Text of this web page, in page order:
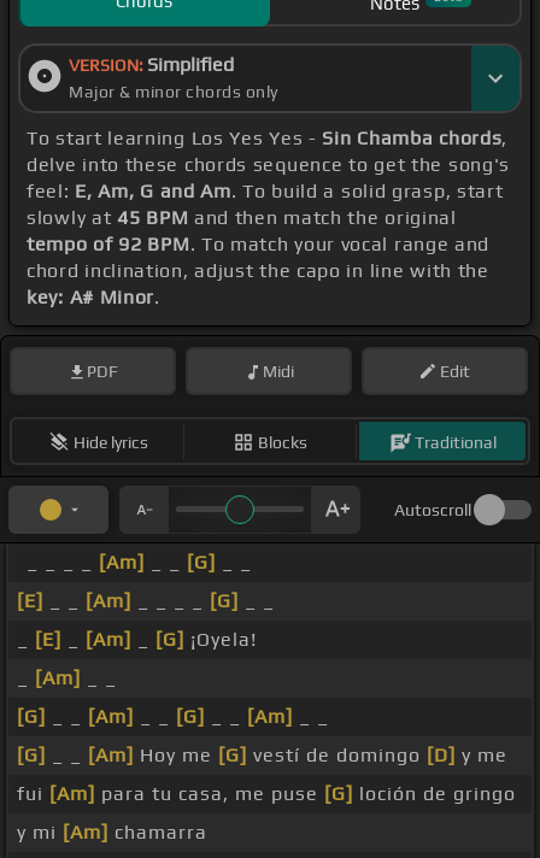
VERSION: Simplified
Major & minor chords only
To start learning Los Yes Yes - Sin Chamba chords,
delve into these chords sequence to get the song's
feel: E, Am, G and Am. To build a solid grasp, start
slowly at 45 BPM and then match the original
tempo of 92 BPM. To match your vocal range and
chord inclination, adjust the capo in line with the
key: A# Minor.
PDF Midi Edit
Hide lyrics Blocks Traditional
Autoscroll
[Am] [G]
[E]
[Am] [G]
[E] [Am] [G] ¡Oyela!
[Am]
[G]
[Am] [G] [Am]
[G]
[Am] Hoy me [G] vestí de domingo [D] y me
fui [Am] para tu casa, me puse [G] loción de gringo
y mi [Am] chamarra